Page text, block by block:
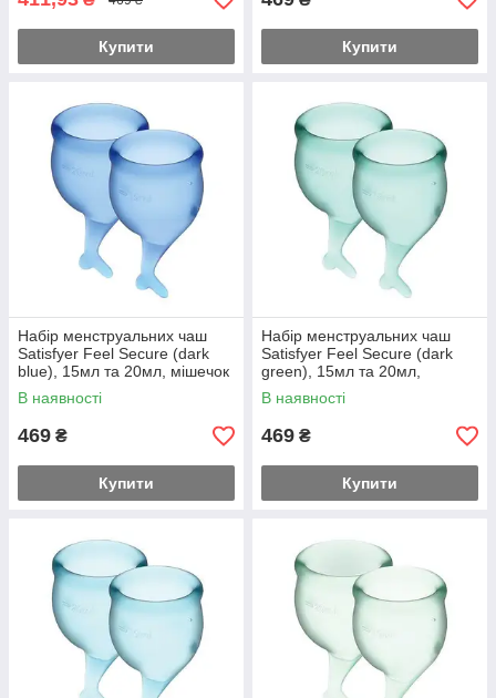
Купити Купити
Набір менструальних чаш
Satisfyer Feel Secure (dark
blue), 15мл та 20мл, мішечок
для зберігання Feromon
В наявності
469 ₴
Купити
Набір менструальних чаш
Satisfyer Feel Secure (dark
green), 15мл та 20мл,
мішечок для зберігання
Feromon
В наявності
469 ₴
Купити